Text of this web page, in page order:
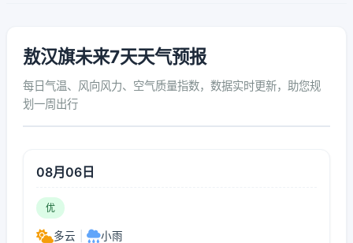
敖汉旗未来7天天气预报
每日气温、风向风力、空气质量指数，数据实时更新，助您规
划一周出行
08月06日
优
多云 小雨